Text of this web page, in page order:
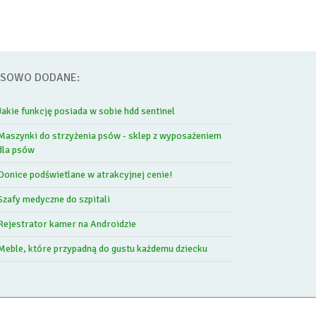
DODANE:
funkcję posiada w sobie hdd sentinel
do strzyżenia psów - sklep z wyposażeniem
psów
podświetlane w atrakcyjnej cenie!
medyczne do szpitali
kamer na Androidzie
które przypadną do gustu każdemu dziecku